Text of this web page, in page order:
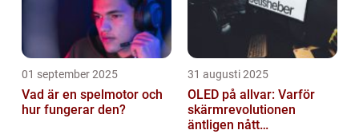
01 september 2025
Vad är en spelmotor och
hur fungerar den?
31 augusti 2025
OLED på allvar: Varför
skärmrevolutionen
äntligen nått